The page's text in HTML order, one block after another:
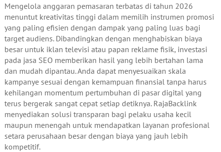
Mengelola anggaran pemasaran terbatas di tahun 2026
menuntut kreativitas tinggi dalam memilih instrumen promosi
yang paling efisien dengan dampak yang paling luas bagi
target audiens. Dibandingkan dengan menghabiskan biaya
besar untuk iklan televisi atau papan reklame fisik, investasi
pada jasa SEO memberikan hasil yang lebih bertahan lama
dan mudah dipantau. Anda dapat menyesuaikan skala
kampanye sesuai dengan kemampuan finansial tanpa harus
kehilangan momentum pertumbuhan di pasar digital yang
terus bergerak sangat cepat setiap detiknya. RajaBacklink
menyediakan solusi transparan bagi pelaku usaha kecil
maupun menengah untuk mendapatkan layanan profesional
setara perusahaan besar dengan biaya yang jauh lebih
kompetitif.